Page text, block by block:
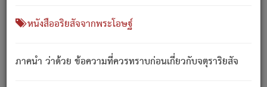
หนังสืออริยสัจจากพระโอษฐ์
ภาคนำ ว่าด้วย ข้อความที่ควรทราบก่อนเกี่ยวกับจตุราริยสัจ
เขาสำคัญสิ่งใด โดยความเป็นประการใด แต่สิ่งนั้นย่อมเป็น
(ตามที่เป็นจริง) โดยประการอื่นจากที่เขาสำคัญนั้น
สัตว์โลกติดข้องอยู่ในภพ ถูกภพบังหน้าแล้ว มีภพโดยความ
เป็นอย่างอื่น (จากที่มันเป็นอยู่จริง) จึงได้เพลิดเพลินยิ่งนักในภพ